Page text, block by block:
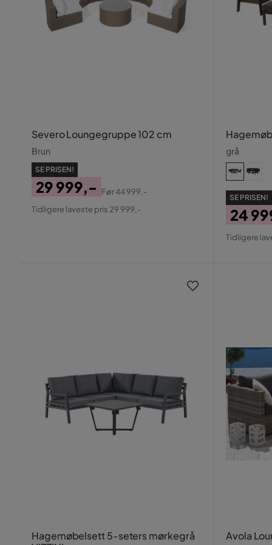
Severo Loungegruppe 102 cm
Brun
SE PRISEN!
Pris
29 999,-
Original
Før44 999,-
Tidligere laveste pris 29 999,-
grå
SE PRISEN!
Pris
24
Tidligere
Hagemøbelsett 5-seters mørkegrå
Avola